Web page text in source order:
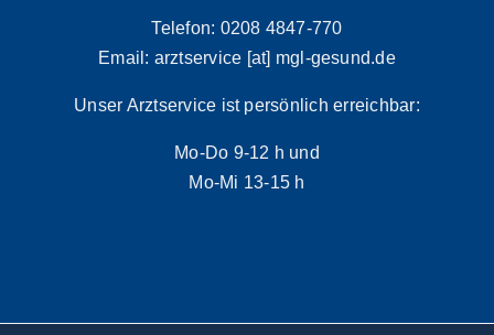
Telefon: 0208 4847-770
Email: arztservice [at] mgl-gesund.de
Unser Arztservice ist persönlich erreichbar:
Mo-Do 9-12 h und
Mo-Mi 13-15 h